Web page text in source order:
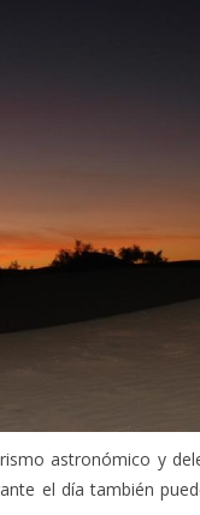
astronómico y
el día también